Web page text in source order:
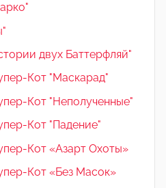
двух Баттерфляй"
Кот "Маскарад"
Кот "Неполученные"
Кот "Падение"
Кот «Азарт Охоты»
Кот «Без Масок»